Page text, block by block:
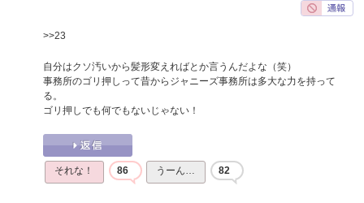
>>23
自分はクソ汚いから髪形変えればとか言うんだよな（笑）
事務所のゴリ押しって昔からジャニーズ事務所は多大な力を持って
る。
ゴリ押しでも何でもないじゃない！
それな！ 86 うーん… 82